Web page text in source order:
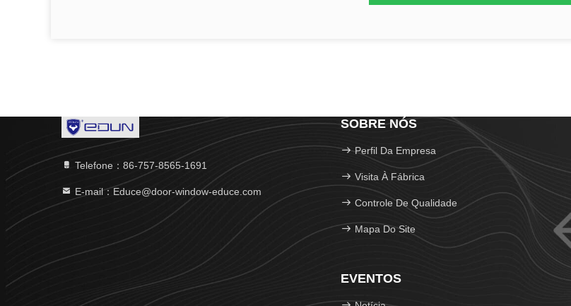
Telefone：86-757-8565-1691
E-mail：Educe@door-window-educe.com
SOBRE NÓS
Perfil Da Empresa
Visita À Fábrica
Controle De Qualidade
Mapa Do Site
EVENTOS